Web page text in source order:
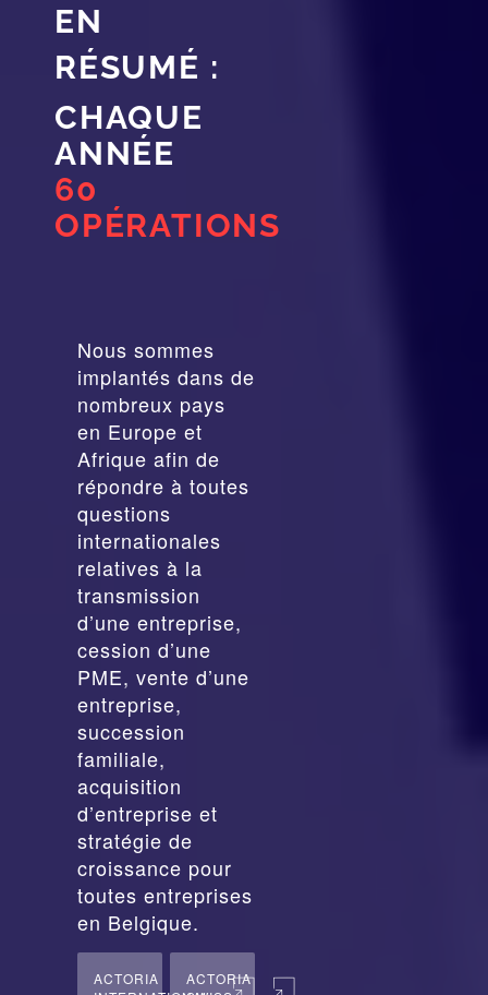
EN
RÉSUMÉ :
CHAQUE
ANNÉE
60
OPÉRATIONS
Nous sommes
implantés dans de
nombreux pays
en Europe et
Afrique afin de
répondre à toutes
questions
internationales
relatives à la
transmission
d’une entreprise,
cession d’une
PME, vente d’une
entreprise,
succession
familiale,
acquisition
d’entreprise et
stratégie de
croissance pour
toutes entreprises
en Belgique.
ACTORIA
ACTORIA